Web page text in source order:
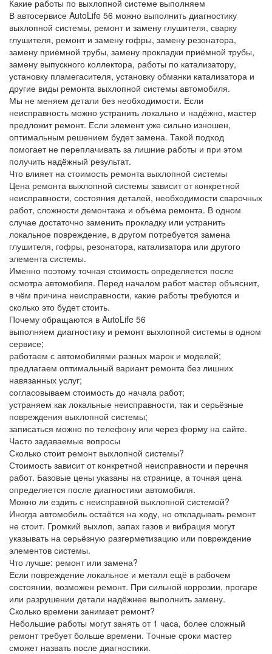
Какие работы по выхлопной системе выполняем
В автосервисе AutoLife 56 можно выполнить диагностику
выхлопной системы, ремонт и замену глушителя, сварку
глушителя, ремонт и замену гофры, замену резонатора,
замену приёмной трубы, замену прокладки приёмной трубы,
замену выпускного коллектора, работы по катализатору,
установку пламегасителя, установку обманки катализатора и
другие виды ремонта выхлопной системы автомобиля.
Мы не меняем детали без необходимости. Если
неисправность можно устранить локально и надёжно, мастер
предложит ремонт. Если элемент уже сильно изношен,
оптимальным решением будет замена. Такой подход
помогает не переплачивать за лишние работы и при этом
получить надёжный результат.
Что влияет на стоимость ремонта выхлопной системы
Цена ремонта выхлопной системы зависит от конкретной
неисправности, состояния деталей, необходимости сварочных
работ, сложности демонтажа и объёма ремонта. В одном
случае достаточно заменить прокладку или устранить
локальное повреждение, в другом потребуется замена
глушителя, гофры, резонатора, катализатора или другого
элемента системы.
Именно поэтому точная стоимость определяется после
осмотра автомобиля. Перед началом работ мастер объяснит,
в чём причина неисправности, какие работы требуются и
сколько это будет стоить.
Почему обращаются в AutoLife 56
выполняем диагностику и ремонт выхлопной системы в одном
сервисе;
работаем с автомобилями разных марок и моделей;
предлагаем оптимальный вариант ремонта без лишних
навязанных услуг;
согласовываем стоимость до начала работ;
устраняем как локальные неисправности, так и серьёзные
повреждения выхлопной системы;
записаться можно по телефону или через форму на сайте.
Часто задаваемые вопросы
Сколько стоит ремонт выхлопной системы?
Стоимость зависит от конкретной неисправности и перечня
работ. Базовые цены указаны на странице, а точная цена
определяется после диагностики автомобиля.
Можно ли ездить с неисправной выхлопной системой?
Иногда автомобиль остаётся на ходу, но откладывать ремонт
не стоит. Громкий выхлоп, запах газов и вибрация могут
указывать на серьёзную разгерметизацию или повреждение
элементов системы.
Что лучше: ремонт или замена?
Если повреждение локальное и металл ещё в рабочем
состоянии, возможен ремонт. При сильной коррозии, прогаре
или разрушении детали надёжнее выполнить замену.
Сколько времени занимает ремонт?
Небольшие работы могут занять от 1 часа, более сложный
ремонт требует больше времени. Точные сроки мастер
сможет назвать после диагностики.